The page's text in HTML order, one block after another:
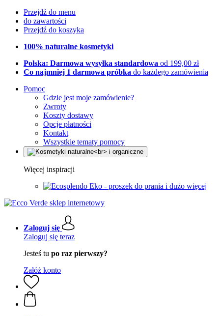
Przejdź do menu
do zawartości
Przejdź do koszyka
100% naturalne kosmetyki
Polska: Darmowa wysyłka standardowa od 199,00 zł
Co najmniej 1 darmowa próbka do każdego zamówienia
Pomoc
Gdzie jest moje zamówienie?
Zwroty
Koszty dostawy
Opcje płatności
Kontakt
Wszystkie tematy pomocy
Więcej inspiracji
Eko - proszek do prania i dużo więcej
Zaloguj się
Zaloguj się teraz
Jesteś tu po raz pierwszy?
Załóż konto